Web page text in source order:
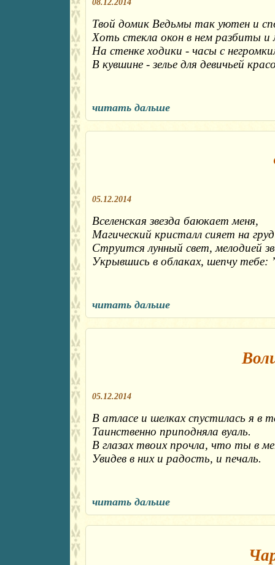
08.12.2014
Твой домик Ведьмы так уютен и
Хоть стекла окон в нем разбиты
На стенке ходики - часы с
В кувшине - зелье для девичьей
читать дальше
05.12.2014
Вселенская звезда баюкает меня,
Магический кристалл сияет на
Струится лунный свет, мелодией
Укрывшись в облаках, шепчу
читать дальше
05.12.2014
В атласе и шелках спустилась я в
Таинственно приподняла вуаль.
В глазах твоих прочла, что ты в
Увидев в них и радость, и печаль.
читать дальше